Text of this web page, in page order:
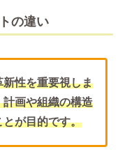
の違い
性を重要視しま
計画や組織の構造
が目的です。